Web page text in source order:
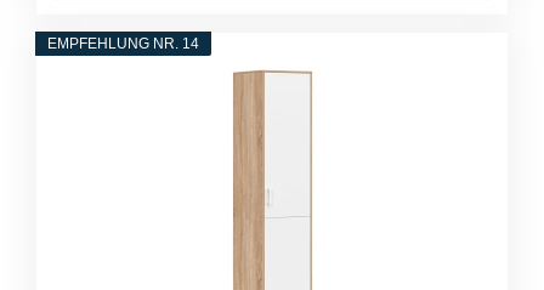
EMPFEHLUNG NR. 14